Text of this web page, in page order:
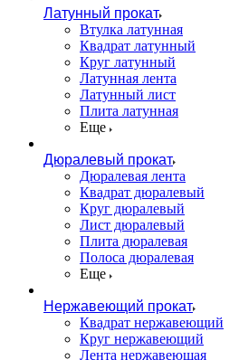
Латунный прокат
Втулка латунная
Квадрат латунный
Круг латунный
Латунная лента
Латунный лист
Плита латунная
Еще
Дюралевый прокат
Дюралевая лента
Квадрат дюралевый
Круг дюралевый
Лист дюралевый
Плита дюралевая
Полоса дюралевая
Еще
Нержавеющий прокат
Квадрат нержавеющий
Круг нержавеющий
Лента нержавеющая